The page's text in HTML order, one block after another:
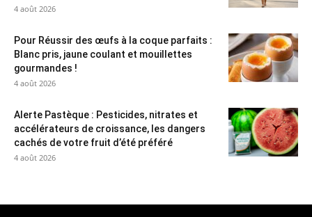
4 août 2026
Pour Réussir des œufs à la coque parfaits :
Blanc pris, jaune coulant et mouillettes
gourmandes !
4 août 2026
Alerte Pastèque : Pesticides, nitrates et
accélérateurs de croissance, les dangers
cachés de votre fruit d’été préféré
4 août 2026